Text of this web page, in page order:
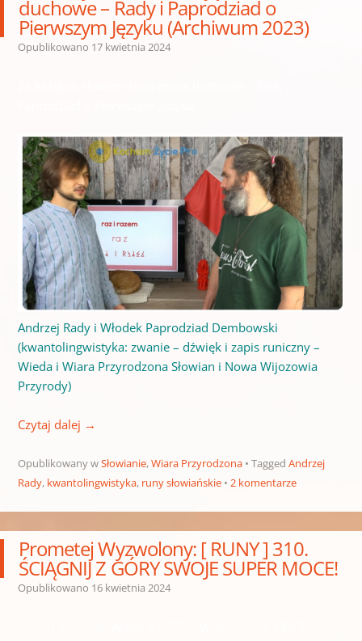
duchowe – Rady i Paprodziad o
Pierwszym Języku (Archiwum 2023)
Opublikowano 17 kwietnia 2024
Andrzej Rady i Włodek Paprodziad Dembowski
(kwantolingwistyka: zwanie – dźwięk i zapis runiczny –
Wieda i Wiara Przyrodzona Słowian i Nowa Wijozowia
Przyrody)
Czytaj dalej →
Opublikowany wSłowianie,Wiara Przyrodzona Tagged Andrzej
Rady, kwantolingwistyka, runy słowiańskie 2 komentarze
Prometej Wyzwolony: [ RUNY ] 310.
ŚCIĄGNIJ Z GÓRY SWOJE SUPER MOCE!
Opublikowano 16 kwietnia 2024